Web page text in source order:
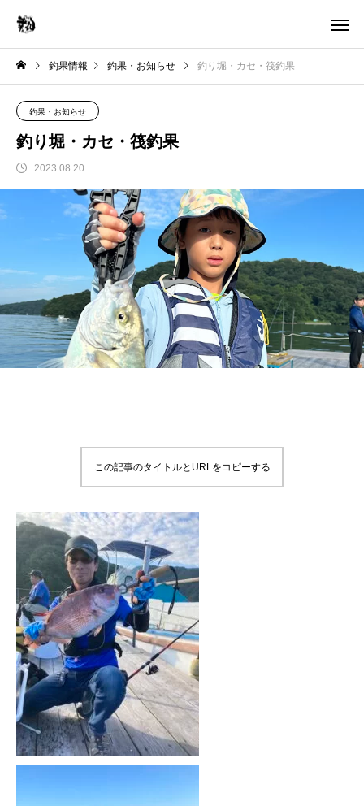
釣果情報 釣果・お知らせ 釣り堀・カセ・筏釣果
釣果・お知らせ
釣り堀・カセ・筏釣果
2023.08.20
この記事のタイトルとURLをコピーする